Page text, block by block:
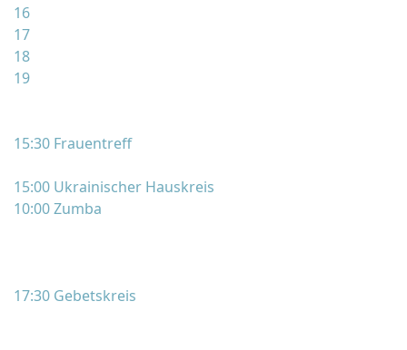
16
17
18
19
15:30 Frauentreff
15:00 Ukrainischer Hauskreis
10:00 Zumba
17:30 Gebetskreis